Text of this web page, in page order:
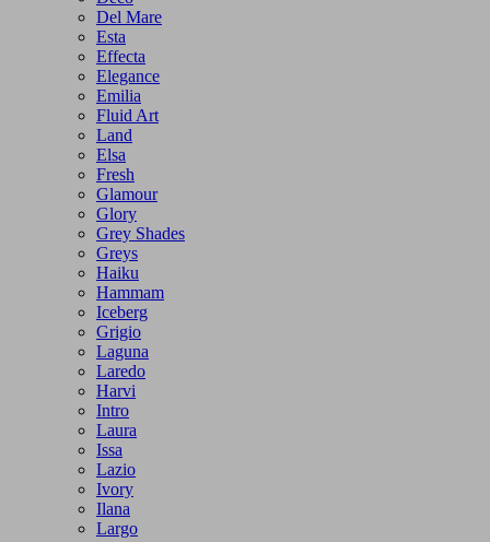
Del Mare
Esta
Effecta
Elegance
Emilia
Fluid Art
Land
Elsa
Fresh
Glamour
Glory
Grey Shades
Greys
Haiku
Hammam
Iceberg
Grigio
Laguna
Laredo
Harvi
Intro
Laura
Issa
Lazio
Ivory
Ilana
Largo